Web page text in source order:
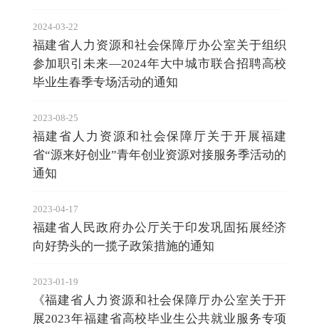
2024-03-22
福建省人力资源和社会保障厅办公室关于组织
参加职引未来—2024年大中城市联合招聘高校
毕业生春季专场活动的通知
2023-08-25
福建省人力资源和社会保障厅关于开展福建
省“源来好创业”青年创业资源对接服务季活动的
通知
2023-04-17
福建省人民政府办公厅关于印发巩固拓展经济
向好势头的一揽子政策措施的通知
2023-01-19
《福建省人力资源和社会保障厅办公室关于开
展2023年福建省高校毕业生公共就业服务专项